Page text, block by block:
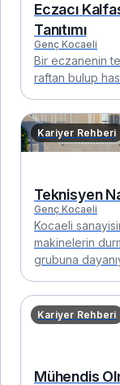
Eczacı
Tanıtımı
Genç Kocaeli
Bir eczanenin
raftan bulup
Kariyer Rehberi
Teknisyen
Genç Kocaeli
Kocaeli
makinelerin
grubuna
Kariyer Rehberi
Mühendis